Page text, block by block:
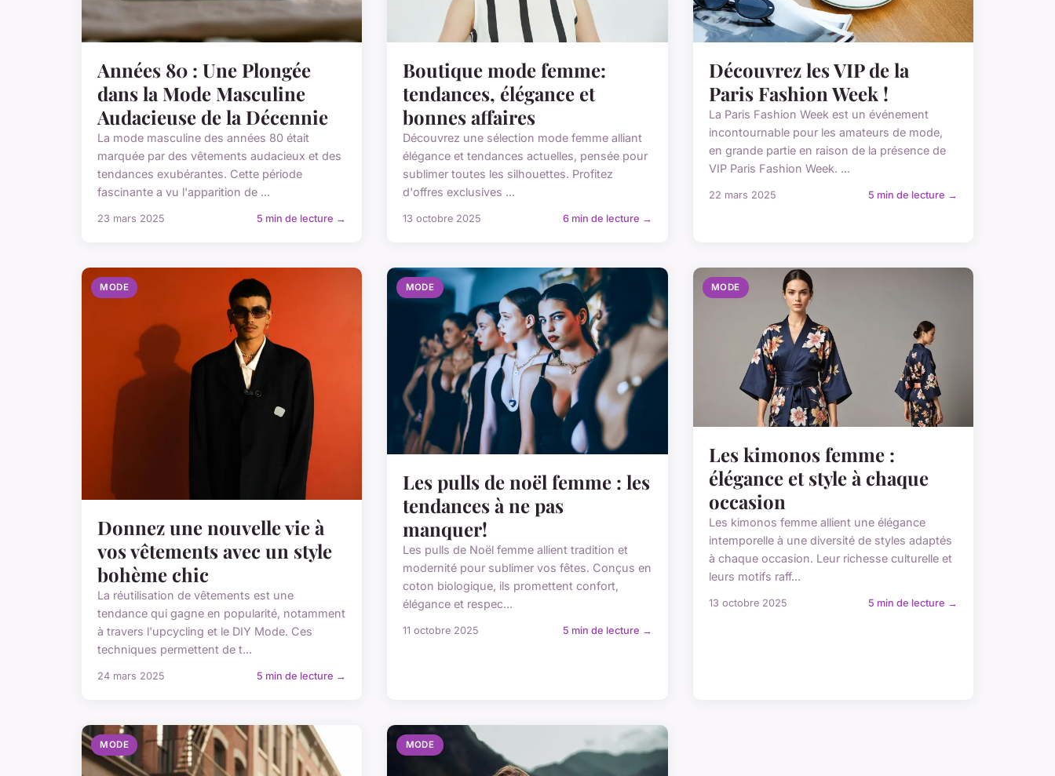
Années 80 : Une Plongée
dans la Mode Masculine
Audacieuse de la Décennie
La mode masculine des années 80 était
marquée par des vêtements audacieux et des
tendances exubérantes. Cette période
fascinante a vu l'apparition de ...
23 mars 2025 5 min de lecture →
Boutique mode femme:
tendances, élégance et
bonnes affaires
Découvrez une sélection mode femme alliant
élégance et tendances actuelles, pensée pour
sublimer toutes les silhouettes. Profitez
d'offres exclusives ...
13 octobre 2025 6 min de lecture →
Découvrez les VIP de la
Paris Fashion Week !
La Paris Fashion Week est un événement
incontournable pour les amateurs de mode,
en grande partie en raison de la présence de
VIP Paris Fashion Week. ...
22 mars 2025 5 min de lecture →
MODE
Donnez une nouvelle vie à
vos vêtements avec un style
bohème chic
La réutilisation de vêtements est une
tendance qui gagne en popularité, notamment
à travers l'upcycling et le DIY Mode. Ces
techniques permettent de t...
24 mars 2025 5 min de lecture →
MODE
Les pulls de noël femme : les
tendances à ne pas
manquer!
Les pulls de Noël femme allient tradition et
modernité pour sublimer vos fêtes. Conçus en
coton biologique, ils promettent confort,
élégance et respec...
11 octobre 2025 5 min de lecture →
MODE
Les kimonos femme :
élégance et style à chaque
occasion
Les kimonos femme allient une élégance
intemporelle à une diversité de styles adaptés
à chaque occasion. Leur richesse culturelle et
leurs motifs raff...
13 octobre 2025 5 min de lecture →
MODE MODE